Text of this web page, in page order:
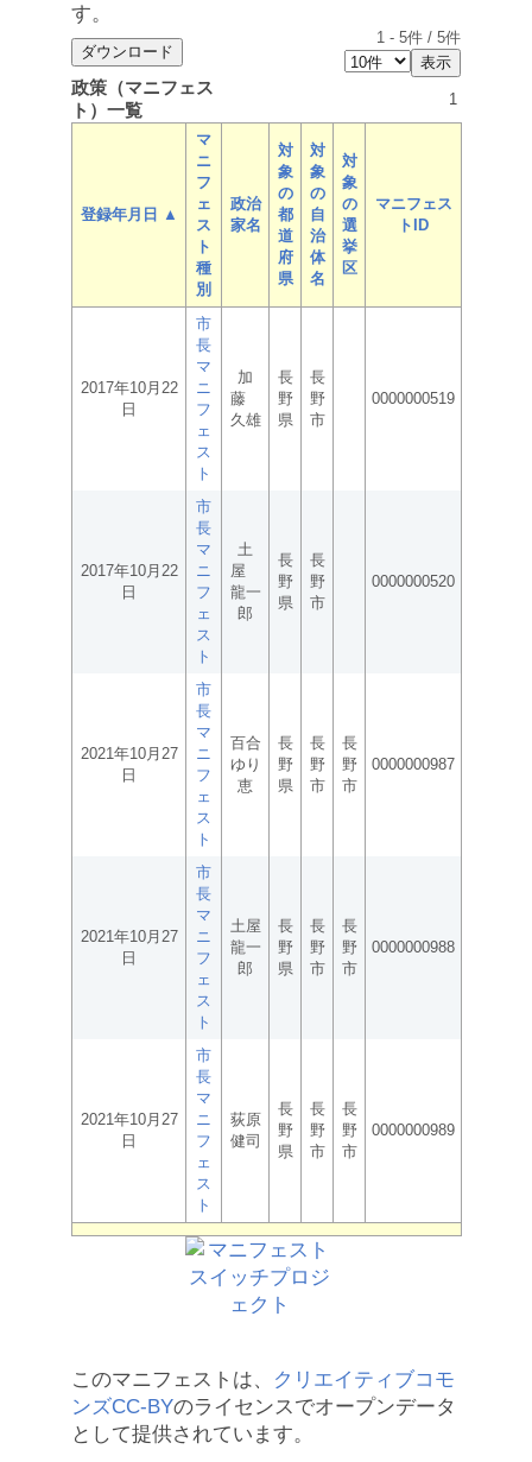
す。
1 - 5件 / 5件
政策（マニフェス
ト）一覧
1
登録年月日 ▲
マ
ニ
フ
ェ
ス
ト
種
別
政治
家名
対
象
の
都
道
府
県
対
象
の
自
治
体
名
対
象
の
選
挙
区
マニフェス
トID
2017年10月22
日
市
長
マ
ニ
フ
ェ
ス
ト
加
藤
久雄
長
野
県
長
野
市
0000000519
2017年10月22
日
市
長
マ
ニ
フ
ェ
ス
ト
土
屋
龍一
郎
長
野
県
長
野
市
0000000520
2021年10月27
日
市
長
マ
ニ
フ
ェ
ス
ト
百合
ゆり
恵
長
野
県
長
野
市
長
野
市
0000000987
2021年10月27
日
市
長
マ
ニ
フ
ェ
ス
ト
土屋
龍一
郎
長
野
県
長
野
市
長
野
市
0000000988
2021年10月27
日
市
長
マ
ニ
フ
ェ
ス
ト
荻原
健司
長
野
県
長
野
市
長
野
市
0000000989
このマニフェストは、
クリエイティブコモ
ンズCC-BYのライセンスでオープンデータ
として提供されています。